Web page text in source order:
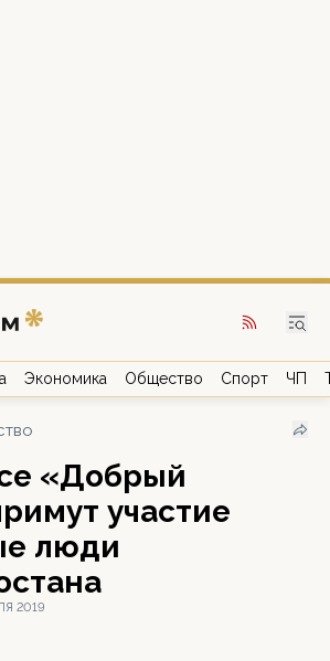
Экономика Общество Спорт ЧП
«Добрый
участие
люди
2019